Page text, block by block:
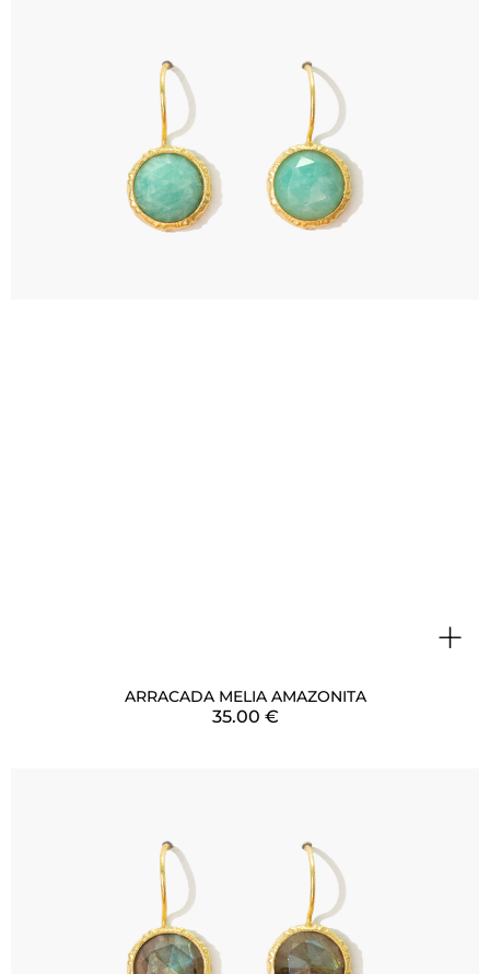
+
ARRACADA MELIA AMAZONITA
35.00 €